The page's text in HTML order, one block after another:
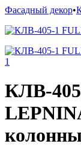
Фасадный декор•
КЛВ-